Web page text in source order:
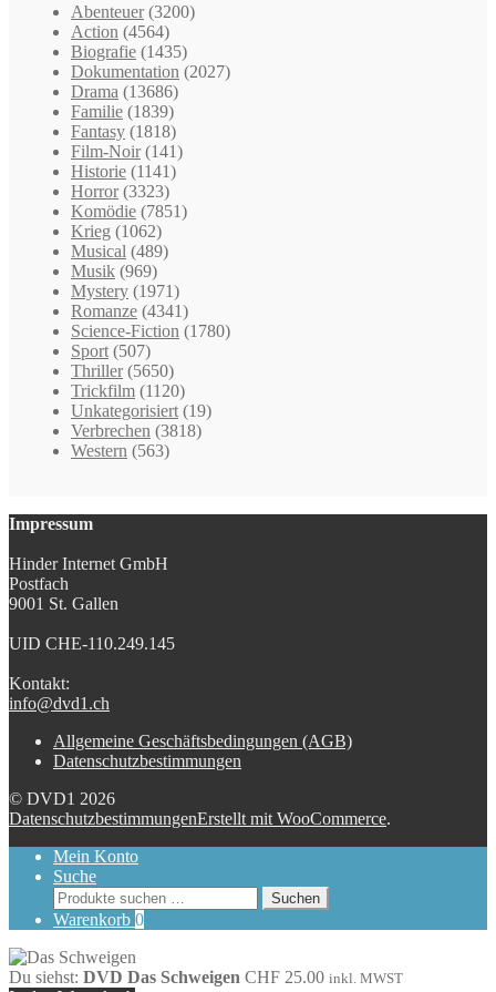
Abenteuer (3200)
Action (4564)
Biografie (1435)
Dokumentation (2027)
Drama (13686)
Familie (1839)
Fantasy (1818)
Film-Noir (141)
Historie (1141)
Horror (3323)
Komödie (7851)
Krieg (1062)
Musical (489)
Musik (969)
Mystery (1971)
Romanze (4341)
Science-Fiction (1780)
Sport (507)
Thriller (5650)
Trickfilm (1120)
Unkategorisiert (19)
Verbrechen (3818)
Western (563)
Impressum
Hinder Internet GmbH
Postfach
9001 St. Gallen
UID CHE-110.249.145
Kontakt:
info@dvd1.ch
Allgemeine Geschäftsbedingungen (AGB)
Datenschutzbestimmungen
© DVD1 2026
DatenschutzbestimmungenErstellt mit WooCommerce.
Mein Konto
Suche
Suchen
nach:
Suchen
Warenkorb 0
Du siehst: DVD Das Schweigen CHF 25.00 inkl. MWST